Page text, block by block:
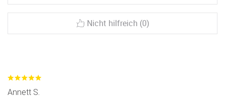
Nicht hilfreich (0)
Annett S.